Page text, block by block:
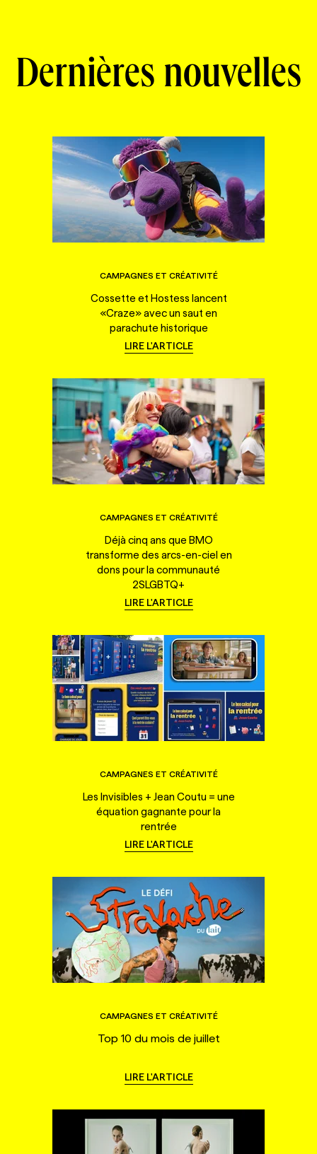
Dernières nouvelles
CAMPAGNES ET CRÉATIVITÉ
Cossette et Hostess lancent
«Craze» avec un saut en
parachute historique
LIRE L'ARTICLE
CAMPAGNES ET CRÉATIVITÉ
Déjà cinq ans que BMO
transforme des arcs-en-ciel en
dons pour la communauté
2SLGBTQ+
LIRE L'ARTICLE
CAMPAGNES ET CRÉATIVITÉ
Les Invisibles + Jean Coutu = une
équation gagnante pour la
rentrée
LIRE L'ARTICLE
CAMPAGNES ET CRÉATIVITÉ
Top 10 du mois de juillet
LIRE L'ARTICLE